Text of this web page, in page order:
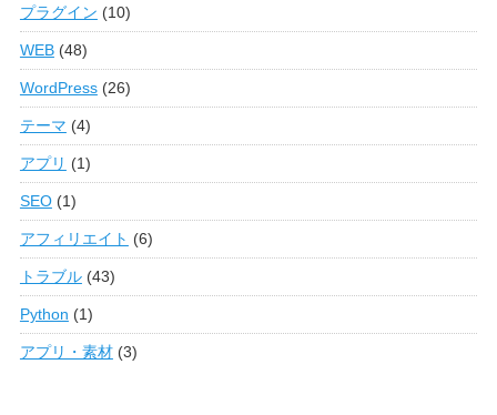
プラグイン (10)
WEB(48)
WordPress(26)
テーマ (4)
アプリ (1)
SEO(1)
アフィリエイト (6)
トラブル(43)
Python (1)
アプリ・素材(3)